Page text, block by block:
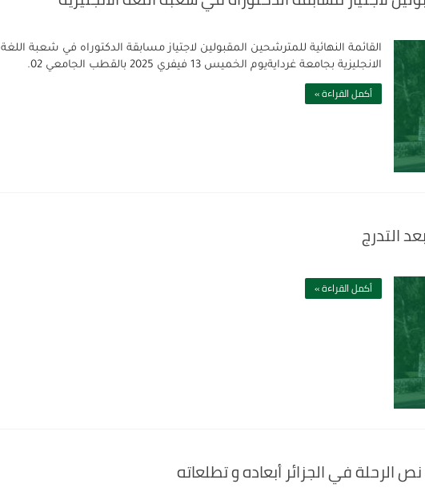
القائمة النهائية للمترشحين المقبولين لاجتياز مسابقة الدكتوراه في شعبة اللغة
الانجليزية بجامعة غردايةيوم الخميس 13 فيفري 2025 بالقطب الجامعي 02.
أكمل القراءة »
التدرج
أكمل القراءة »
الرحلة في الجزائر أبعاده و تطلعاته